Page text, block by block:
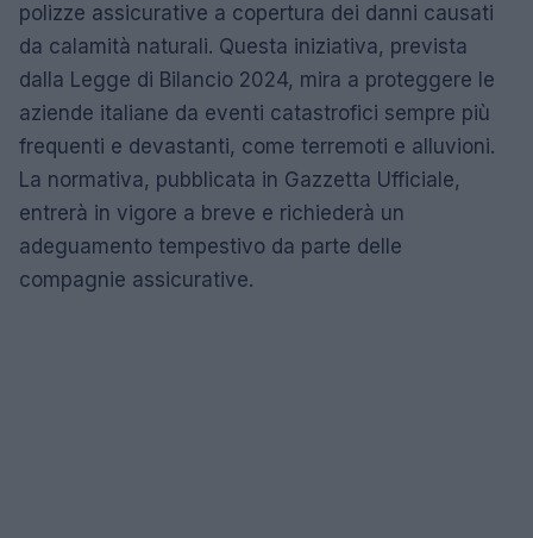
polizze assicurative a copertura dei danni causati
da calamità naturali. Questa iniziativa, prevista
dalla Legge di Bilancio 2024, mira a proteggere le
aziende italiane da eventi catastrofici sempre più
frequenti e devastanti, come terremoti e alluvioni.
La normativa, pubblicata in Gazzetta Ufficiale,
entrerà in vigore a breve e richiederà un
adeguamento tempestivo da parte delle
compagnie assicurative.